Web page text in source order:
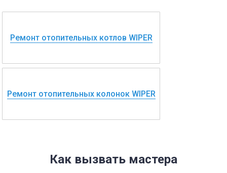
Ремонт отопительных котлов WIPER
Ремонт отопительных колонок WIPER
Как вызвать мастера